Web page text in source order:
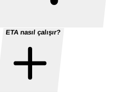
ETA nasıl çalışır?